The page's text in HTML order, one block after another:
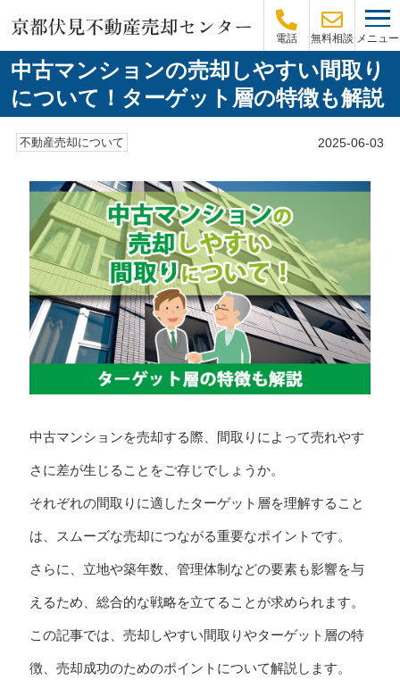
電話 無料相談 メニュー
中古マンションの売却しやすい間取り
について！ターゲット層の特徴も解説
不動産売却について 2025-06-03
中古マンションを売却する際、間取りによって売れやす
さに差が生じることをご存じでしょうか。
それぞれの間取りに適したターゲット層を理解すること
は、スムーズな売却につながる重要なポイントです。
さらに、立地や築年数、管理体制などの要素も影響を与
えるため、総合的な戦略を立てることが求められます。
この記事では、売却しやすい間取りやターゲット層の特
徴、売却成功のためのポイントについて解説します。